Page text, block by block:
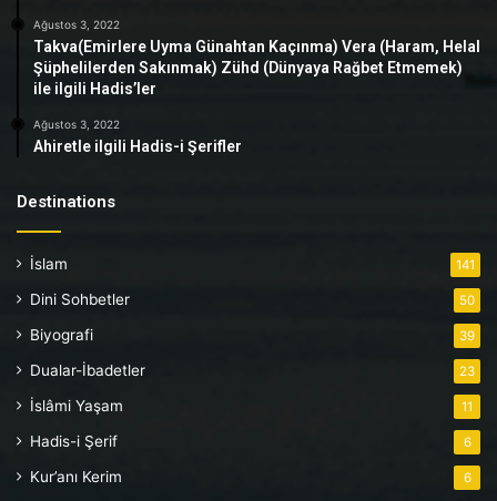
Ağustos 3, 2022
Takva(Emirlere Uyma Günahtan Kaçınma) Vera (Haram, Helal
Şüphelilerden Sakınmak) Zühd (Dünyaya Rağbet Etmemek)
ile ilgili Hadis’ler
Ağustos 3, 2022
Ahiretle ilgili Hadis-i Şerifler
Destinations
İslam 141
Dini Sohbetler 50
Biyografi 39
Dualar-İbadetler 23
İslâmi Yaşam 11
Hadis-i Şerif 6
Kur’anı Kerim 6